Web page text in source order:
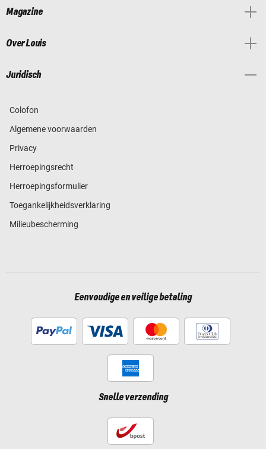
Magazine
Over Louis
Juridisch
Colofon
Algemene voorwaarden
Privacy
Herroepingsrecht
Herroepingsformulier
Toegankelijkheidsverklaring
Milieubescherming
Eenvoudige en veilige betaling
Snelle verzending